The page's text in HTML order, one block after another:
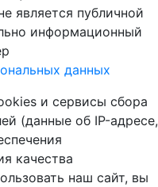
является публичной
информационный
данных
и сервисы сбора
(данные об IP-адресе,
качества
наш сайт, вы